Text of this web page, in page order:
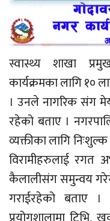
स्वास्थ्य शाखा
कार्यक्रमका लागि १०
। उनले नागरिक संग
रहेको बताए ।
व्यक्तीका लागि
विरामीहरुलाई रगत
कैलालीसंग समुन्वय
गराईरहेको बताए ।